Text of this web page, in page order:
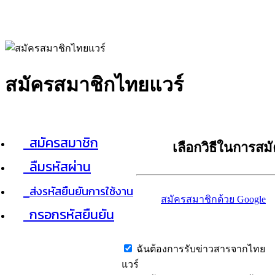
สมัครสมาชิกไทยแวร์
สมัครสมาชิก
ลืมรหัสผ่าน
ส่งรหัสยืนยันการใช้งาน
กรอกรหัสยืนยัน
เลือกวิธีในการส
สมัครสมาชิกด้วย Google
ฉันต้องการรับข่าวสารจากไทย
แวร์